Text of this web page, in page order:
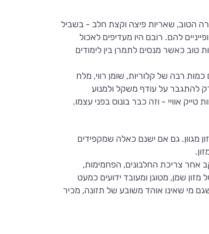
הטוב, שאריות פיצה וקצת חלב - בשביל
להם. רובם היו מעדיפים לאכול
כאשר מנסים לתמרן בין לימודים
רבה של קלוריות, שומן רווי, מלח
רק להתגבר על עודף משקל ולמנוע
אוויי - וזה כבר בונוס בפני עצמו.
מגוון. גם אם ישנם כאלה שמקפידים
אחר צריכת החלבונים, הפחמימות,
שמן, מטוגן ומעובד ידועים כמעט
מי שאינו אוהד משובע של תזונה, מכיר